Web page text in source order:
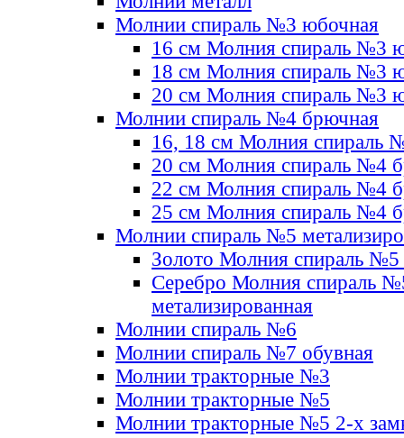
Молнии спираль №3 юбочная
16 см Молния спираль №3
18 см Молния спираль №3
20 см Молния спираль №3
Молнии спираль №4 брючная
16, 18 см Молния спираль
20 см Молния спираль №4
22 см Молния спираль №4
25 см Молния спираль №4
Молнии спираль №5
Золото Молния спираль №5
Серебро Молния спираль
метализированная
Молнии спираль №6
Молнии спираль №7 обувная
Молнии тракторные №3
Молнии тракторные №5
Молнии тракторные №5 2-х